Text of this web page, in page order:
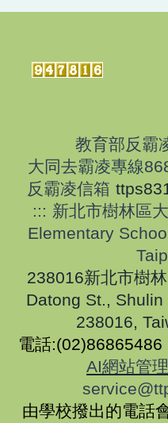
教育部反霸
大同去霸凌專線
反霸凌信箱
::: 新北市樹林區
Elementary
238016新北市樹
Datong St.,
238016,
電話
AI網站管
由學校撥出的電話